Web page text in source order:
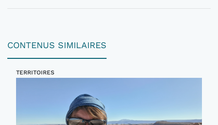
CONTENUS SIMILAIRES
TERRITOIRES